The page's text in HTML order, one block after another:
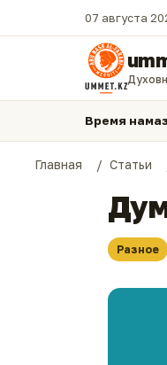
07 августа
Время
Главная Статьи
Разное